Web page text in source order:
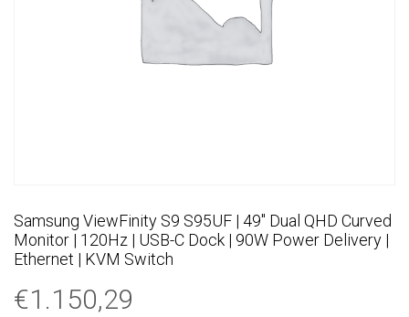
Samsung ViewFinity S9 S95UF | 49″ Dual QHD Curved
Monitor | 120Hz | USB-C Dock | 90W Power Delivery |
Ethernet | KVM Switch
€1.150,29